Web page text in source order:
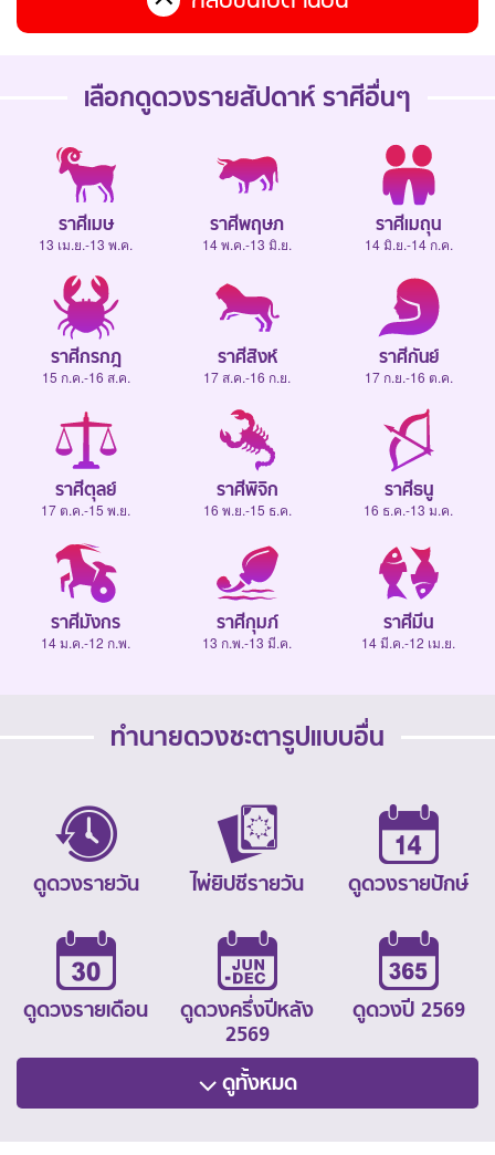
เลือกดูดวงรายสัปดาห์ ราศีอื่นๆ
ราศีเมษ
13 เม.ย.-13 พ.ค.
ราศีพฤษภ
14 พ.ค.-13 มิ.ย.
ราศีเมถุน
14 มิ.ย.-14 ก.ค.
ราศีกรกฎ
15 ก.ค.-16 ส.ค.
ราศีสิงห์
17 ส.ค.-16 ก.ย.
ราศีกันย์
17 ก.ย.-16 ต.ค.
ราศีตุลย์
17 ต.ค.-15 พ.ย.
ราศีพิจิก
16 พ.ย.-15 ธ.ค.
ราศีธนู
16 ธ.ค.-13 ม.ค.
ราศีมังกร
14 ม.ค.-12 ก.พ.
ราศีกุมภ์
13 ก.พ.-13 มี.ค.
ราศีมีน
14 มี.ค.-12 เม.ย.
ทำนายดวงชะตารูปแบบอื่น
ดูดวงรายวัน ไพ่ยิปซีรายวัน ดูดวงรายปักษ์
ดูดวงรายเดือน
ดูดวงครึ่งปีหลัง
2569
ดูดวงปี 2569
ดูทั้งหมด